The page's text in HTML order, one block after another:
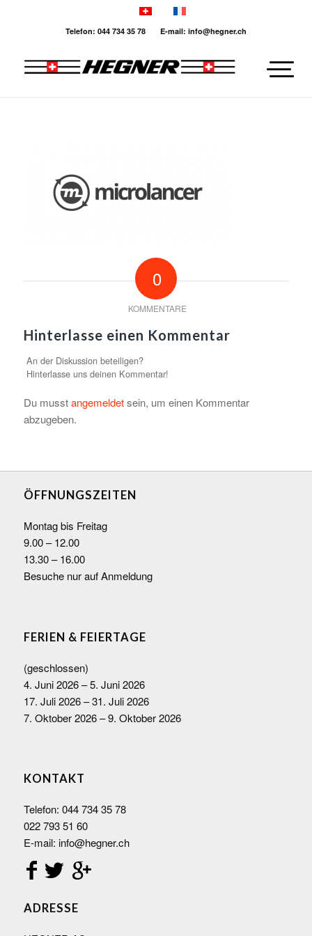
Telefon: 044 734 35 78 E-mail: info@hegner.ch
0
KOMMENTARE
Hinterlasse einen Kommentar
An der Diskussion beteiligen?
Hinterlasse uns deinen Kommentar!
Du musstangemeldetsein, um einen Kommentar
abzugeben.
ÖFFNUNGSZEITEN
Montag bis Freitag
9.00 – 12.00
13.30 – 16.00
Besuche nur auf Anmeldung
FERIEN & FEIERTAGE
(geschlossen)
4. Juni 2026 – 5. Juni 2026
17. Juli 2026 – 31. Juli 2026
7. Oktober 2026 – 9. Oktober 2026
KONTAKT
Telefon: 044 734 35 78
022 793 51 60
E-mail: info@hegner.ch
ADRESSE